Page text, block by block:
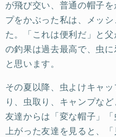
が飛び交い、普通の帽子
プをかぶった私は、メッ
た。「これは便利だ」と
の釣果は過去最高で、虫
と思います。
その夏以降、虫よけキャ
り、虫取り、キャンプな
友達からは「変な帽子」
上がった友達を見ると、